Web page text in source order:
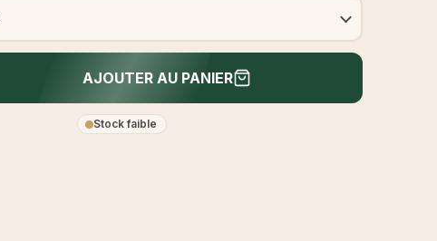
AJOUTER AU PANIER
Stock faible